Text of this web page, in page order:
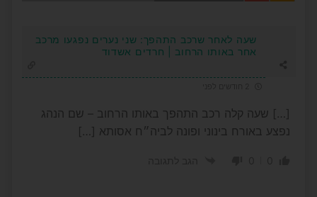
שעה לאחר שרכב התהפך: שני נערים נפגעו מרכב
אחר באותו הרחוב | חרדים אשדוד
[…] שעה קלה רכב התהפך באותו הרחוב – שם הנהג
נפצע באורח בינוני ופונה לביה״ח אסותא […]